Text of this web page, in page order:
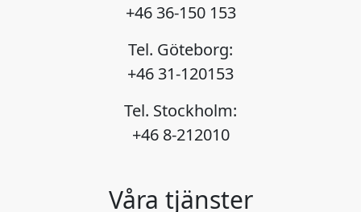
+46 36-150 153
Tel. Göteborg:
+46 31-120153
Tel. Stockholm:
+46 8-212010
Våra tjänster